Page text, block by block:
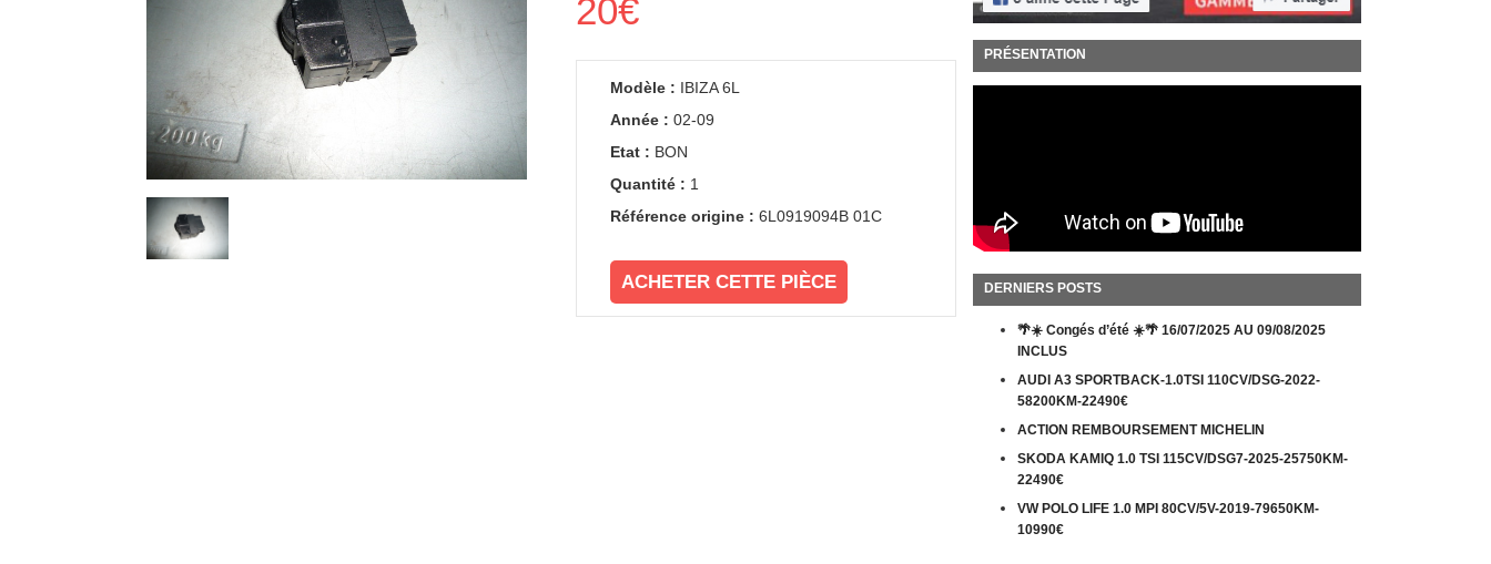
20€
Modèle : IBIZA 6L
Année : 02-09
Etat : BON
Quantité : 1
Référence origine : 6L0919094B 01C
ACHETER CETTE PIÈCE
PRÉSENTATION
DERNIERS POSTS
🌴☀️ Congés d’été ☀️🌴 16/07/2025 AU 09/08/2025
INCLUS
AUDI A3 SPORTBACK-1.0TSI 110CV/DSG-2022-
58200KM-22490€
ACTION REMBOURSEMENT MICHELIN
SKODA KAMIQ 1.0 TSI 115CV/DSG7-2025-25750KM-
22490€
VW POLO LIFE 1.0 MPI 80CV/5V-2019-79650KM-
10990€